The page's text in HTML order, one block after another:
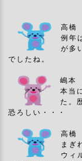
高橋
例年
が多
でしたね。
嶋本
本当
た。
恐ろしい・・・
高橋
まぎ
ウィ